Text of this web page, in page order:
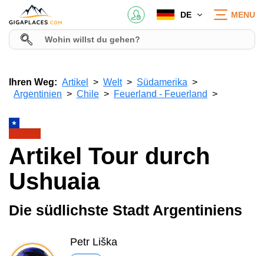
DE MENU
Ihren Weg: Artikel Welt
Südamerika
Argentinien
Chile Feuerland - Feuerland
Artikel Tour durch
Ushuaia
Die südlichste Stadt Argentiniens
Petr Liška